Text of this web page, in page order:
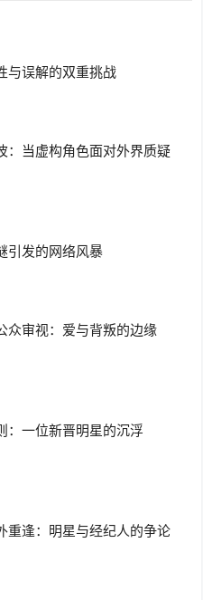
与误解的双重挑战
：当虚构角色面对外界质疑
引发的网络风暴
众审视：爱与背叛的边缘
：一位新晋明星的沉浮
重逢：明星与经纪人的争论